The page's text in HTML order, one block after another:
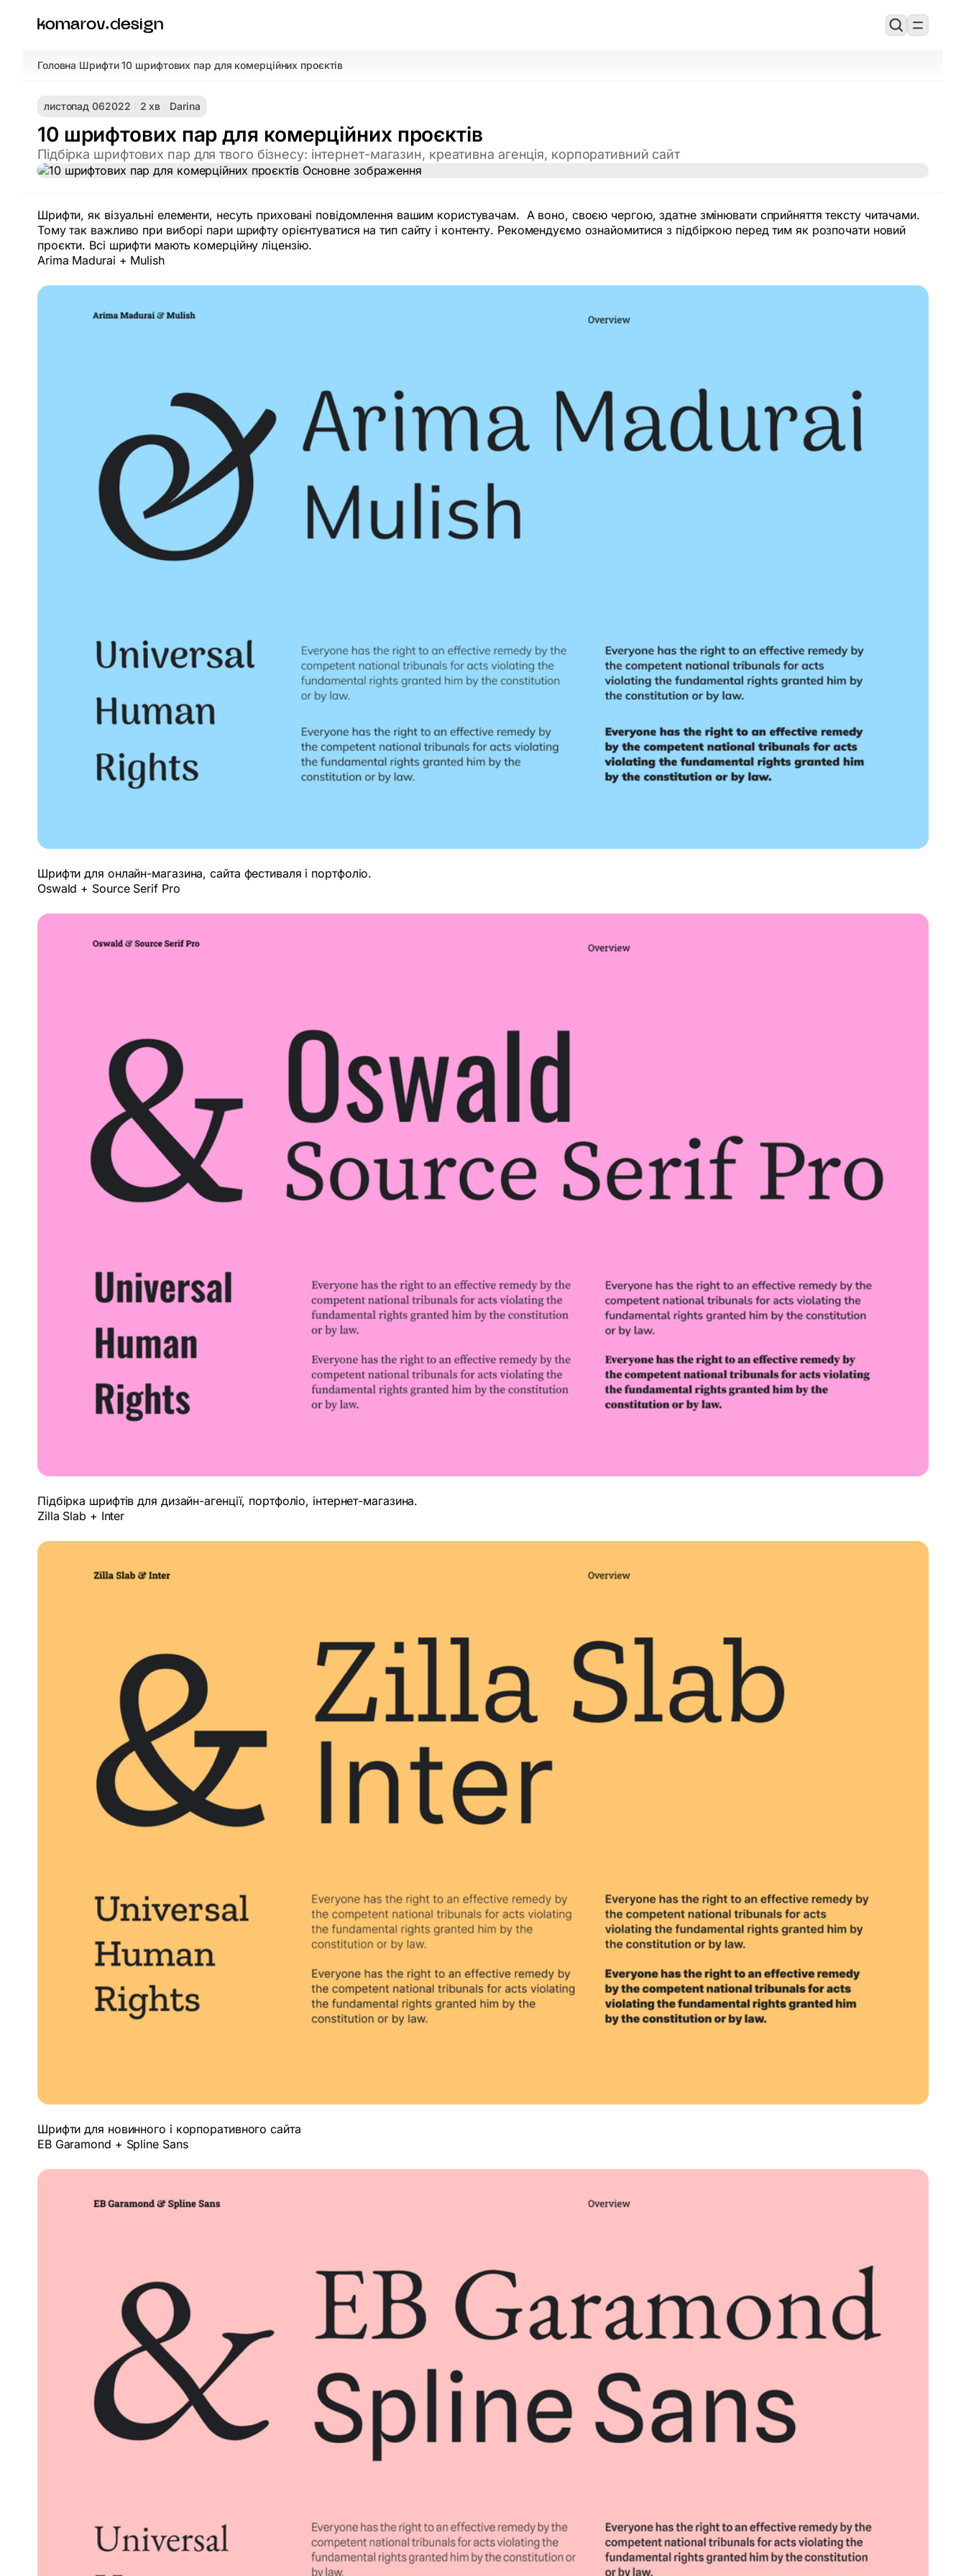
Головна/Шрифти/10 шрифтових пар для комерційних проєктів
листопад 062022 2 хв Darina
10 шрифтових пар для комерційних проєктів
Підбірка шрифтових пар для твого бізнесу: інтернет-магазин, креативна агенція, корпоративний сайт
Шрифти, як візуальні елементи, несуть приховані повідомлення вашим користувачам. А воно, своєю чергою, здатне змінювати сприйняття тексту читачами.
Тому так важливо при виборі пари шрифту орієнтуватися на тип сайту і контенту. Рекомендуємо ознайомитися з підбіркою перед тим як розпочати новий
проєкти. Всі шрифти мають комерційну ліцензію.
Arima Madurai + Mulish
Шрифти для онлайн-магазина, сайта фестиваля і портфоліо.
Oswald + Source Serif Pro
Підбірка шрифтів для дизайн-агенції, портфоліо, інтернет-магазина.
Zilla Slab + Inter
Шрифти для новинного і корпоративного сайта
EB Garamond + Spline Sans